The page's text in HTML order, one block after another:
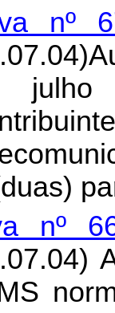
nº
julho
nº